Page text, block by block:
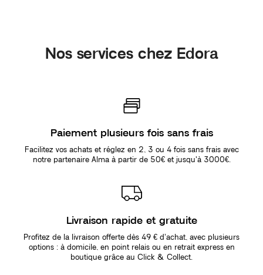
Nos services chez Edora
Paiement plusieurs fois sans frais
Facilitez vos achats et réglez en 2, 3 ou 4 fois sans frais avec
notre partenaire Alma à partir de 50€ et jusqu'à 3000€.
Livraison rapide et gratuite
Profitez de la livraison offerte dès 49 € d’achat, avec plusieurs
options : à domicile, en point relais ou en retrait express en
boutique grâce au Click & Collect.